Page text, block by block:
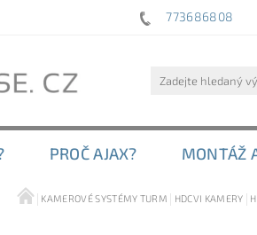
773686808
PROČ AJAX? MONTÁŽ
KAMEROVÉ SYSTÉMY TURM HDCVI KAMERY